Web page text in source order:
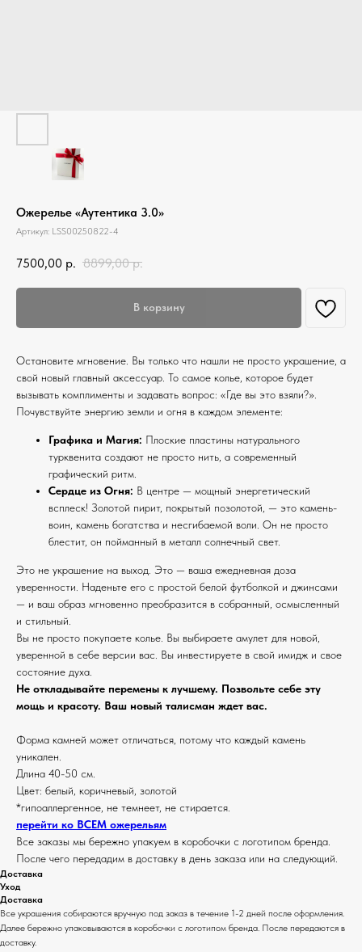
Ожерелье «Аутентика 3.0»
Артикул: LSS00250822-4
7500,00 р. 8899,00 р.
В корзину
Остановите мгновение. Вы только что нашли не просто украшение, а
свой новый главный аксессуар. То самое колье, которое будет
вызывать комплименты и задавать вопрос: «Где вы это взяли?».
Почувствуйте энергию земли и огня в каждом элементе:
Графика и Магия: Плоские пластины натурального
турквенита создают не просто нить, а современный
графический ритм.
Сердце из Огня: В центре — мощный энергетический
всплеск! Золотой пирит, покрытый позолотой, — это камень-
воин, камень богатства и несгибаемой воли. Он не просто
блестит, он пойманный в металл солнечный свет.
Это не украшение на выход. Это — ваша ежедневная доза
уверенности. Наденьте его с простой белой футболкой и джинсами
— и ваш образ мгновенно преобразится в собранный, осмысленный
и стильный.
Вы не просто покупаете колье. Вы выбираете амулет для новой,
уверенной в себе версии вас. Вы инвестируете в свой имидж и свое
состояние духа.
Не откладывайте перемены к лучшему. Позвольте себе эту
мощь и красоту. Ваш новый талисман ждет вас.
Форма камней может отличаться, потому что каждый камень
уникален.
Длина 40-50 см.
Цвет: белый, коричневый, золотой
*гипоаллергенное, не темнеет, не стирается.
перейти ко ВСЕМ ожерельям
Все заказы мы бережно упакуем в коробочки с логотипом бренда.
После чего передадим в доставку в день заказа или на следующий.
Доставка
Уход
Доставка
Все украшения собираются вручную под заказ в течение 1-2 дней после оформления.
Далее бережно упаковываются в коробочки с логотипом бренда. После передаются в
доставку.